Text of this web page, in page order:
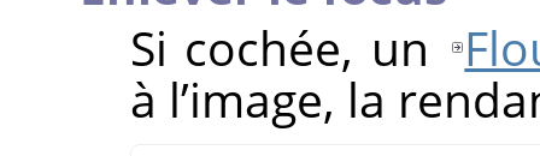
Si cochée, un
à l’image, la